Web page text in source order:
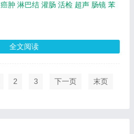
癌肿 淋巴结 灌肠 活检 超声 肠镜 苯
全文阅读
2 3 下一页 末页